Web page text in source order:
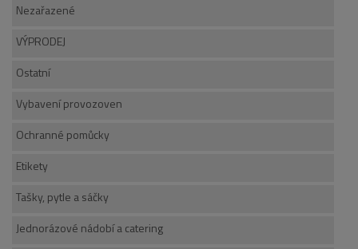
Nezařazené
VÝPRODEJ
Ostatní
Vybavení provozoven
Ochranné pomůcky
Etikety
Tašky, pytle a sáčky
Jednorázové nádobí a catering